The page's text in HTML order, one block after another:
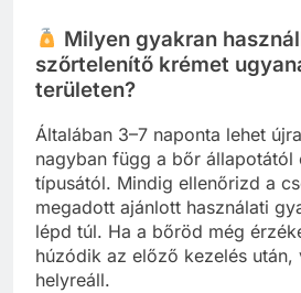
Milyen gyakran
szőrtelenítő krémet
területen?
Általában 3–7 naponta lehet
nagyban függ a bőr állapotától
típusától. Mindig ellenőrizd a
megadott ajánlott használati
lépd túl. Ha a bőröd még
húzódik az előző kezelés után,
helyreáll.